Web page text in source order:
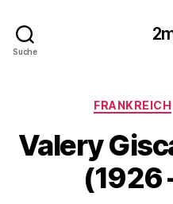
Suche
FRANKREICH
Valery
(1926